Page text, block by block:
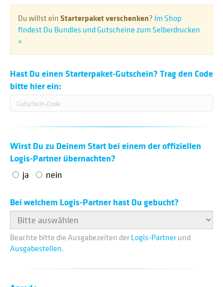
Du willst ein Starterpaket verschenken? Im Shop
findest Du Bundles und Gutscheine zum Selberdrucken
»
Hast Du einen Starterpaket-Gutschein? Trag den Code
bitte hier ein:
Wirst Du zu Deinem Start bei einem deroffiziellen
Logis-Partner übernachten?
ja nein
Bei welchem Logis-Partner hast Du gebucht?
Beachte bitte die Ausgabezeiten derLogis-Partnerund
Ausgabestellen.